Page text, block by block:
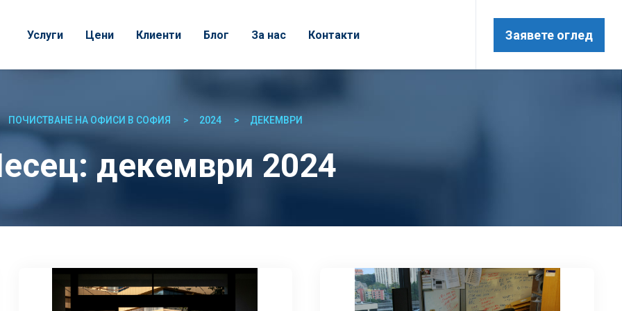
Услуги Цени Клиенти Блог За нас Контакти Заявете оглед
ПОЧИСТВАНЕ НА ОФИСИ В СОФИЯ 2024 ДЕКЕМВРИ
декември 2024